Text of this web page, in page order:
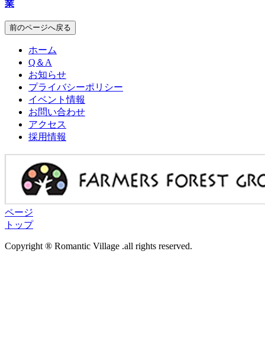
業
前のページへ戻る
ホーム
Q＆A
お知らせ
プライバシーポリシー
イベント情報
お問い合わせ
アクセス
採用情報
ページ
トップ
Copyright ® Romantic Village .all rights reserved.